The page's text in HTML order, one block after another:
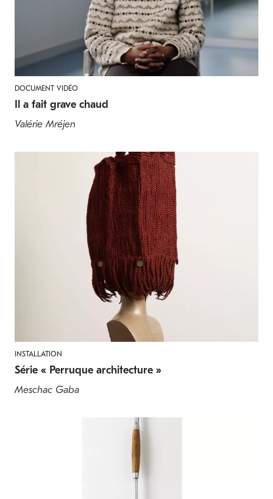
DOCUMENT VIDÉO
Il a fait grave chaud
Valérie Mréjen
INSTALLATION
Série « Perruque architecture »
Meschac Gaba